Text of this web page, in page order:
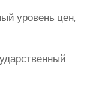
уровень цен,